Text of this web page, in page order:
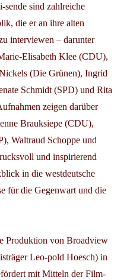
sind zahlreiche
die er an ihre alten
interviewen – darunter
Elisabeth Klee (CDU),
(Die Grünen), Ingrid
Schmidt (SPD) und Rita
zeigen darüber
Brauksiepe (CDU),
Waltraud Schoppe und
und inspirierend
in die westdeutsche
für die Gegenwart und die
von Broadview
Leo-pold Hoesch) in
mit Mitteln der Film-